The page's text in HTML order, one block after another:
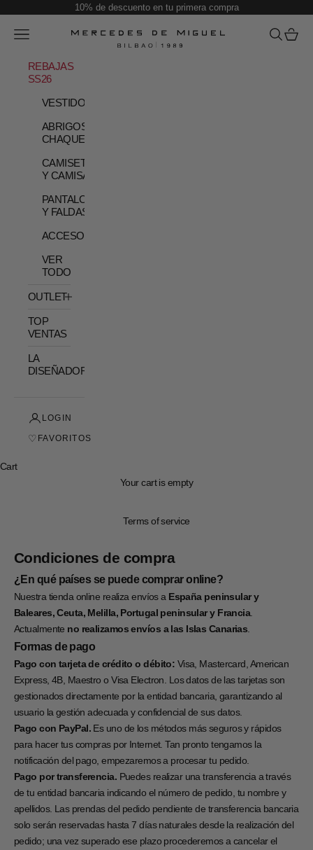
10% de descuento en tu primera compra
Mercedes de Miguel
Open navigation menu OpenOpen
REBAJAS
SS26
VESTIDOS
ABRIGOS Y
CHAQUETAS
CAMISETAS
Y CAMISAS
PANTALONES
Y FALDAS
ACCESORIOS
VER
TODO
OUTLET
TOP
VENTAS
LA
DISEÑADORA
LOGIN
♡ FAVORITOS
Cart
Your cart is empty
Terms of service
Condiciones de compra
¿En qué países se puede comprar online?
Nuestra tienda online realiza envíos a España peninsular y
Baleares, Ceuta, Melilla, Portugal peninsular y Francia.
Actualmente no realizamos envíos a las Islas Canarias.
Formas de pago
Pago con tarjeta de crédito o débito: Visa, Mastercard, American
Express, 4B, Maestro o Visa Electron. Los datos de las tarjetas son
gestionados directamente por la entidad bancaria, garantizando al
usuario la gestión adecuada y confidencial de sus datos.
Pago con PayPal. Es uno de los métodos más seguros y rápidos
para hacer tus compras por Internet. Tan pronto tengamos la
notificación del pago, empezaremos a procesar tu pedido.
Pago por transferencia. Puedes realizar una transferencia a través
de tu entidad bancaria indicando el número de pedido, tu nombre y
apellidos. Las prendas del pedido pendiente de transferencia bancaria
solo serán reservadas hasta 7 días naturales desde la realización del
pedido; una vez superado ese plazo procederemos a cancelar el